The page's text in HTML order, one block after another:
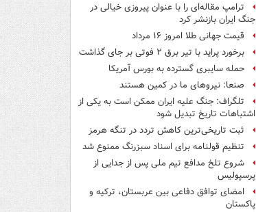
ترامپ مقاله‌ای را با عنوان پیروزی خیالی در
جنگ ایران بازنشر کرد
قیمت جهانی طلا امروز ۱۶ مرداد
برخورد پراید با تیر برق ۲ فوتی بر جای گذاشت
حمله سایبری گسترده به بورس آمریکا
صنعا: نیروهای ما در کمین‌ هستند
تلگراف: جنگ علیه ایران ممکن است به یکی از
اشتباهات تاریخ تبدیل شود
ثبت تاریخی‌ترین کاهش تردد در تنگه هرمز
تنظیم قولنامه برای اسناد سبزرنگ ممنوع شد
شروع تلخ مدافع تیم ملی پس از جدایی از
پرسپولیس
امضای توافق دفاعی بین عربستان، ترکیه و
پاکستان